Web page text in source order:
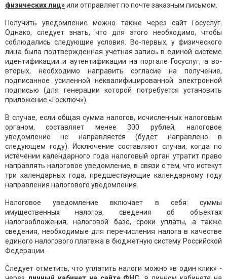
физических лиц»или отправляет по почте заказным письмом.
Получить уведомление можно также через сайт Госуслуг.
Однако, следует знать, что для этого необходимо, чтобы
соблюдались следующие условия. Во-первых, у физического
лица была подтвержденная учетная запись в единой системе
идентификации и аутентификации на портале Госуслуг, а во-
вторых, необходимо направить согласие на получение,
подписанное усиленной неквалифицированной электронной
подписью (для генерации которой потребуется установить
приложение «Госключ»).
В случае, если общая сумма налогов, исчисленных налоговым
органом, составляет менее 300 рублей, налоговое
уведомление не направляется (будет направлено в
следующем году). Исключение составляют случаи, когда по
истечении календарного года налоговый орган утратит право
направлять налоговое уведомление, в связи с тем, что истекут
три календарных года, предшествующие календарному году
направления налогового уведомления.
Налоговое уведомление включает в себя: суммы
имущественных налогов, сведения об объектах
налогообложения, налоговой базе, сроки уплаты, а также
сведения, необходимые для перечисления налога в качестве
единого налогового платежа в бюджетную систему Российской
Федерации.
Следует отметить, что уплатить налоги можно «в один клик» -